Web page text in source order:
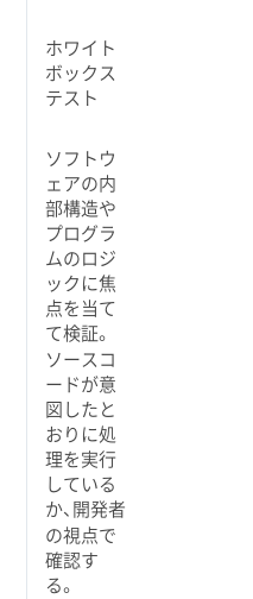
ホワイト
ボックス
テスト
ソフトウ
ェアの内
部構造や
プログラ
ムのロジ
ックに焦
点を当て
て検証。
ソースコ
ードが意
図したと
おりに処
理を実行
している
か、開発者
の視点で
確認す
る。